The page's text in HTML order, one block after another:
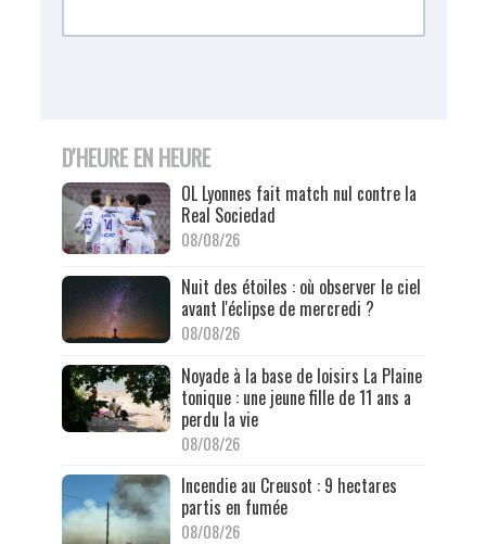
D'HEURE EN HEURE
OL Lyonnes fait match nul contre la
Real Sociedad
08/08/26
Nuit des étoiles : où observer le ciel
avant l'éclipse de mercredi ?
08/08/26
Noyade à la base de loisirs La Plaine
tonique : une jeune fille de 11 ans a
perdu la vie
08/08/26
Incendie au Creusot : 9 hectares
partis en fumée
08/08/26